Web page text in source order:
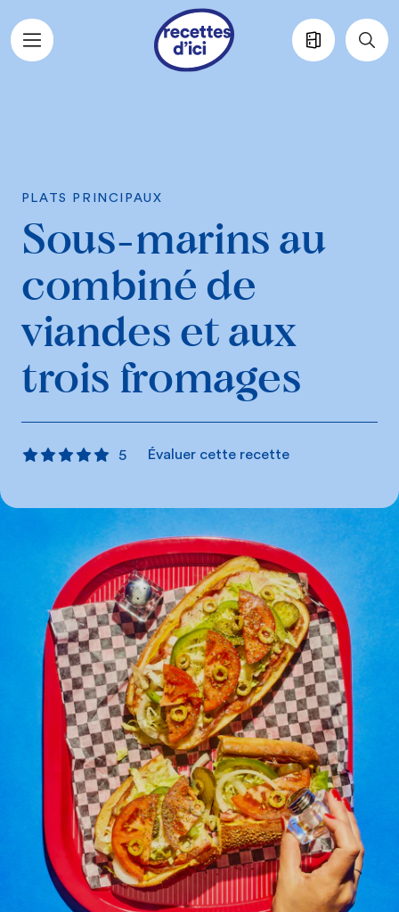
Aller au contenu principal
PLATS PRINCIPAUX
Sous-marins au
combiné de
viandes et aux
trois fromages
5 Évaluer cette recette